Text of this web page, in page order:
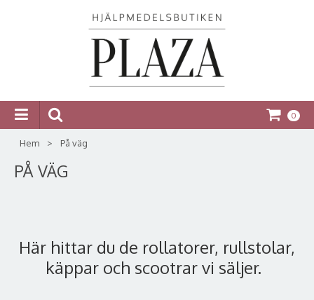
0
Hem > På väg
PÅ VÄG
Här hittar du de rollatorer, rullstolar,
käppar och scootrar vi säljer.